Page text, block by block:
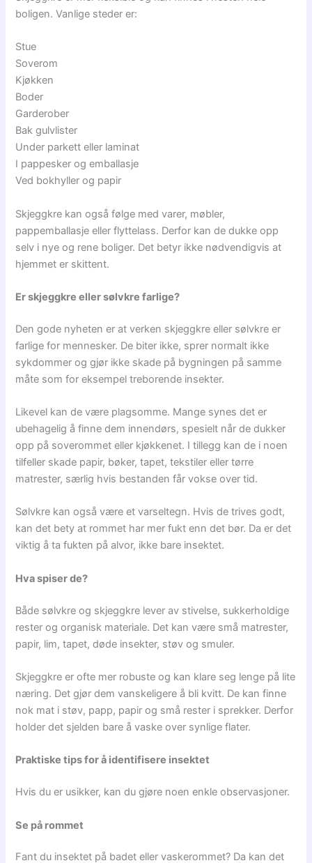
boligen. Vanlige steder er:
Stue
Soverom
Kjøkken
Boder
Garderober
Bak gulvlister
Under parkett eller laminat
I pappesker og emballasje
Ved bokhyller og papir
Skjeggkre kan også følge med varer, møbler,
pappemballasje eller flyttelass. Derfor kan de dukke opp
selv i nye og rene boliger. Det betyr ikke nødvendigvis at
hjemmet er skittent.
Er skjeggkre eller sølvkre farlige?
Den gode nyheten er at verken skjeggkre eller sølvkre er
farlige for mennesker. De biter ikke, sprer normalt ikke
sykdommer og gjør ikke skade på bygningen på samme
måte som for eksempel treborende insekter.
Likevel kan de være plagsomme. Mange synes det er
ubehagelig å finne dem innendørs, spesielt når de dukker
opp på soverommet eller kjøkkenet. I tillegg kan de i noen
tilfeller skade papir, bøker, tapet, tekstiler eller tørre
matrester, særlig hvis bestanden får vokse over tid.
Sølvkre kan også være et varseltegn. Hvis de trives godt,
kan det bety at rommet har mer fukt enn det bør. Da er det
viktig å ta fukten på alvor, ikke bare insektet.
Hva spiser de?
Både sølvkre og skjeggkre lever av stivelse, sukkerholdige
rester og organisk materiale. Det kan være små matrester,
papir, lim, tapet, døde insekter, støv og smuler.
Skjeggkre er ofte mer robuste og kan klare seg lenge på lite
næring. Det gjør dem vanskeligere å bli kvitt. De kan finne
nok mat i støv, papp, papir og små rester i sprekker. Derfor
holder det sjelden bare å vaske over synlige flater.
Praktiske tips for å identifisere insektet
Hvis du er usikker, kan du gjøre noen enkle observasjoner.
Se på rommet
Fant du insektet på badet eller vaskerommet? Da kan det